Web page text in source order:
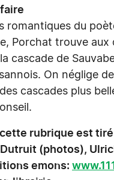
romantiques du
Porchat trouve aux
la cascade de
On néglige
cascades plus
rubrique est tiré
(photos),
emons: